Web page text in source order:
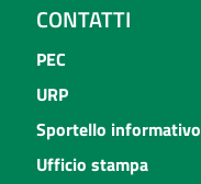
CONTATTI
PEC
URP
Sportello informativo
Ufficio stampa